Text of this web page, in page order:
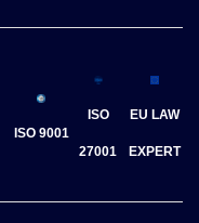
ISO 9001
ISO
27001
EU LAW
EXPERT